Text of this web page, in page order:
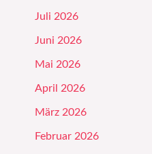
Juli 2026
Juni 2026
Mai 2026
April 2026
März 2026
Februar 2026